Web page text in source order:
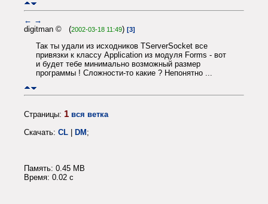
← →
digitman © (2002-03-18 11:49) [3]
Так ты удали из исходников TServerSocket все
привязки к классу Application из модуля Forms - вот
и будет тебе минимально возможный размер
программы ! Сложности-то какие ? Непонятно ...
Страницы: 1 вся ветка
Скачать: CL | DM;
Память: 0.45 MB
Время: 0.02 c